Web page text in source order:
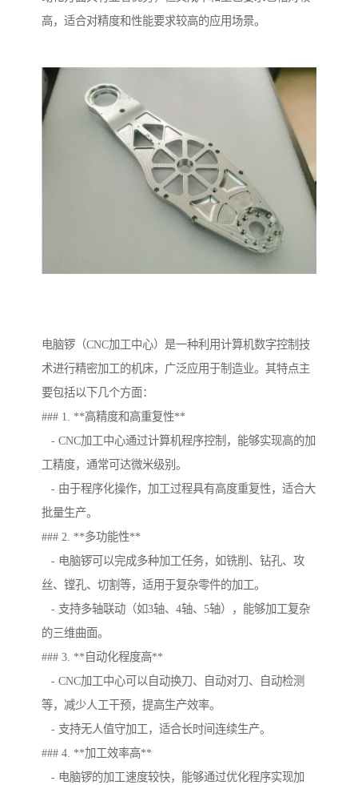
高，适合对精度和性能要求较高的应用场景。
电脑锣（CNC加工中心）是一种利用计算机数字控制技
术进行精密加工的机床，广泛应用于制造业。其特点主
要包括以下几个方面：
### 1. **高精度和高重复性**
- CNC加工中心通过计算机程序控制，能够实现高的加
工精度，通常可达微米级别。
- 由于程序化操作，加工过程具有高度重复性，适合大
批量生产。
### 2. **多功能性**
- 电脑锣可以完成多种加工任务，如铣削、钻孔、攻
丝、镗孔、切割等，适用于复杂零件的加工。
- 支持多轴联动（如3轴、4轴、5轴），能够加工复杂
的三维曲面。
### 3. **自动化程度高**
- CNC加工中心可以自动换刀、自动对刀、自动检测
等，减少人工干预，提高生产效率。
- 支持无人值守加工，适合长时间连续生产。
### 4. **加工效率高**
- 电脑锣的加工速度较快，能够通过优化程序实现加